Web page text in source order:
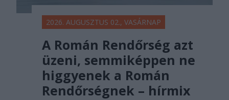
2026. AUGUSZTUS 02., VASÁRNAP
A Román Rendőrség azt
üzeni, semmiképpen ne
higgyenek a Román
Rendőrségnek – hírmix